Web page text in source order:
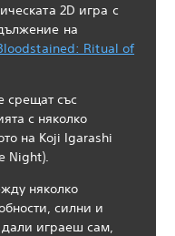
2D игра с
на
Ritual of
срещат със
с няколко
на Koji Igarashi
Night).
няколко
силни и
дали играеш сам,